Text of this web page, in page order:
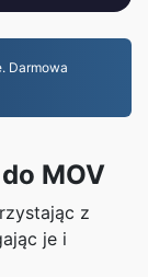
Darmowa
MOV
z
je i